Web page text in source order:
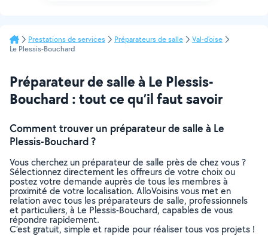
Prestations de services Préparateurs de salle
Val-d'oise
Le Plessis-Bouchard
Préparateur de salle à Le Plessis-
Bouchard : tout ce qu’il faut savoir
Comment trouver un préparateur de salle à Le
Plessis-Bouchard ?
Vous cherchez un préparateur de salle près de chez vous ?
Sélectionnez directement les offreurs de votre choix ou
postez votre demande auprès de tous les membres à
proximité de votre localisation. AlloVoisins vous met en
relation avec tous les préparateurs de salle, professionnels
et particuliers, à Le Plessis-Bouchard, capables de vous
répondre rapidement.
C’est gratuit, simple et rapide pour réaliser tous vos projets !